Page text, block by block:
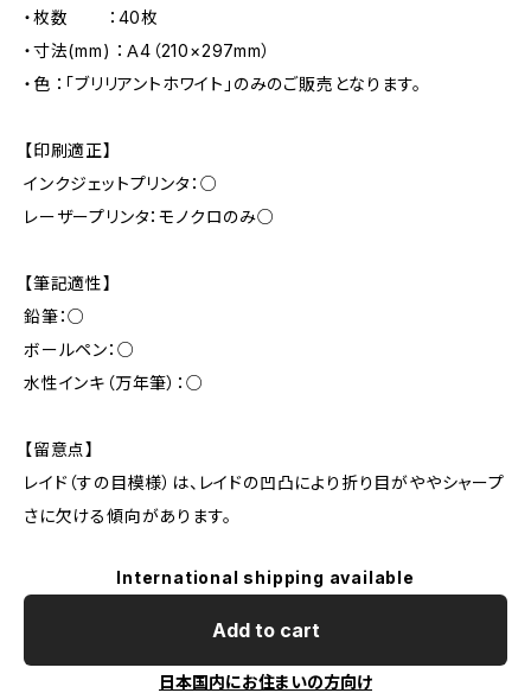
・枚数 ：40枚
・寸法(mm) ：Ａ4（210×297mm）
・色 ：「ブリリアントホワイト」のみのご販売となります。
【印刷適正】
インクジェットプリンタ：○
レーザープリンタ：モノクロのみ○
【筆記適性】
鉛筆：○
ボールペン：○
水性インキ（万年筆）：○
【留意点】
レイド（すの目模様）は、レイドの凹凸により折り目がややシャープ
さに欠ける傾向があります。
International shipping available
Add to cart
日本国内にお住まいの方向け